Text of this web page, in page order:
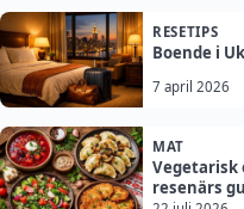
RESETIPS
Boende i
7 april 2026
MAT
Vegetarisk
resenärs